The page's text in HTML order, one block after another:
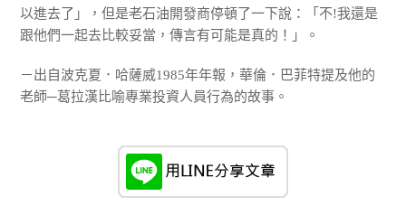
以進去了」，但是老石油開發商停頓了一下說：「不!我還是
跟他們一起去比較妥當，傳言有可能是真的！」。
－出自波克夏．哈薩威1985年年報，華倫．巴菲特提及他的
老師─葛拉漢比喻專業投資人員行為的故事。